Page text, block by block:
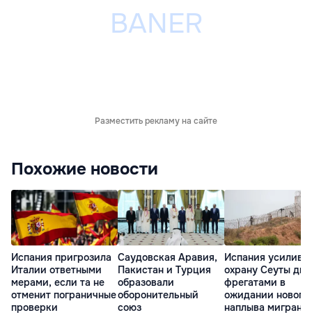
Разместить рекламу на сайте
Похожие новости
Испания пригрозила
Италии ответными
мерами, если та не
отменит пограничные
проверки
Саудовская Аравия,
Пакистан и Турция
образовали
оборонительный
союз
Испания
охрану Сеуты
фрегатами в
ожидании нового
наплыва